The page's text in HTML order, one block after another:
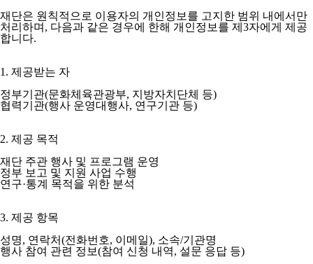
재단은 원칙적으로 이용자의 개인정보를 고지한 범위 내에서만
처리하며, 다음과 같은 경우에 한해 개인정보를 제3자에게 제공
합니다.
1. 제공받는 자
정부기관(문화체육관광부, 지방자치단체 등)
협력기관(행사 운영대행사, 연구기관 등)
2. 제공 목적
재단 주관 행사 및 프로그램 운영
정부 보고 및 지원 사업 수행
연구·통계 목적을 위한 분석
3. 제공 항목
성명, 연락처(전화번호, 이메일), 소속/기관명
행사 참여 관련 정보(참여 신청 내역, 설문 응답 등)